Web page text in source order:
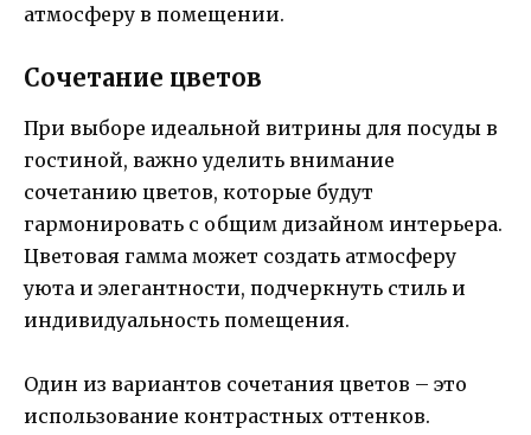
атмосферу в помещении.
Сочетание цветов
При выборе идеальной витрины для посуды в
гостиной, важно уделить внимание
сочетанию цветов, которые будут
гармонировать с общим дизайном интерьера.
Цветовая гамма может создать атмосферу
уюта и элегантности, подчеркнуть стиль и
индивидуальность помещения.
Один из вариантов сочетания цветов – это
использование контрастных оттенков.